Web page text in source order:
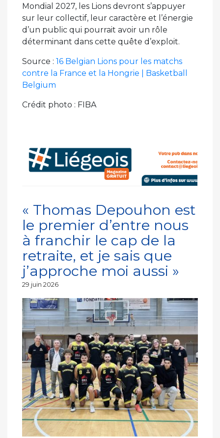
Mondial 2027, les Lions devront s’appuyer
sur leur collectif, leur caractère et l’énergie
d’un public qui pourrait avoir un rôle
déterminant dans cette quête d’exploit.
Source : 16 Belgian Lions pour les matchs
contre la France et la Hongrie | Basketball
Belgium
Crédit photo : FIBA
« Thomas Depouhon est
le premier d’entre nous
à franchir le cap de la
retraite, et je sais que
j’approche moi aussi »
Publié
29 juin 2026